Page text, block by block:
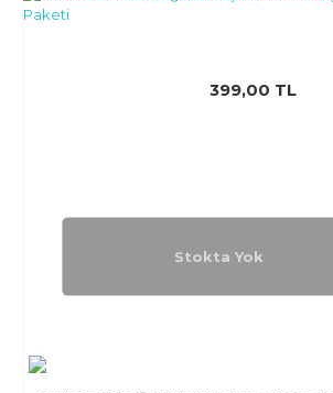
399,00 TL
Stokta Yok